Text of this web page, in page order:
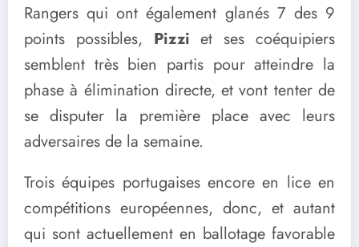
Rangers qui ont également glanés 7 des 9
points possibles, Pizziet ses coéquipiers
semblent très bien partis pour atteindre la
phase à élimination directe, et vont tenter de
se disputer la première place avec leurs
adversaires de la semaine.
Trois équipes portugaises encore en lice en
compétitions européennes, donc, et autant
qui sont actuellement en ballotage favorable